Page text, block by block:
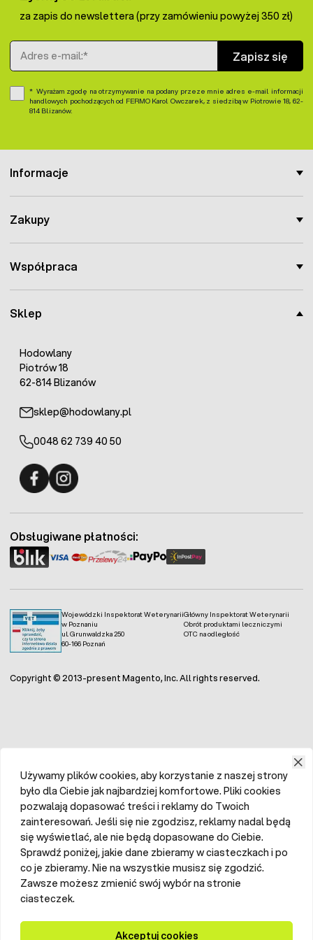
Sklep
Hodowlany
Piotrów 18
62-814 Blizanów
sklep@hodowlany.pl
0048 62 739 40 50
Informacje
Zakupy
Współpraca
za zapis do newslettera (przy zamówieniu powyżej 350 zł)
Adres e-mail
Zapisz się
Wyrażam zgodę na otrzymywanie na podany przeze mnie adres e-mail informacji
handlowych pochodzących od FERMO Karol Owczarek, z siedzibą w Piotrowie 18, 62-
814 Blizanów.
Wojewódzki Inspektorat Weterynarii
w Poznaniu
ul. Grunwaldzka 250
60-166 Poznań
Główny Inspektorat Weterynarii
Obrót produktami leczniczymi
OTC na odległość
Obsługiwane płatności:
Copyright © 2013-present Magento, Inc. All rights reserved.
Używamy plików cookies, aby korzystanie z naszej strony
było dla Ciebie jak najbardziej komfortowe. Pliki cookies
pozwalają dopasować treści i reklamy do Twoich
zainteresowań. Jeśli się nie zgodzisz, reklamy nadal będą
się wyświetlać, ale nie będą dopasowane do Ciebie.
Sprawdź poniżej, jakie dane zbieramy w ciasteczkach i po
co je zbieramy. Nie na wszystkie musisz się zgodzić.
Zawsze możesz zmienić swój wybór na stronie
ciasteczek.
Akceptuj cookies